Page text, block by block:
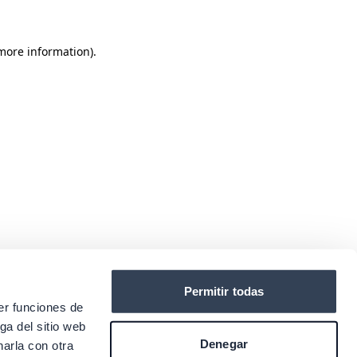
funciones de
del sitio web
con otra
Permitir todas
Denegar
information).